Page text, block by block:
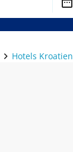
Hotels Kroatien